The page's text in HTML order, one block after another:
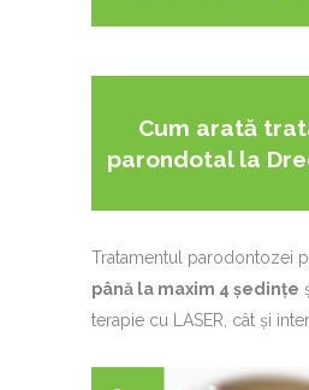
Cum arată
parondotal la
Tratamentul parodontozei
până la maxim 4 ședințe
terapie cu LASER, cât și